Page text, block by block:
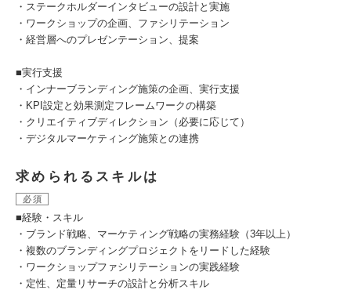
・ステークホルダーインタビューの設計と実施
・ワークショップの企画、ファシリテーション
・経営層へのプレゼンテーション、提案
■実行支援
・インナーブランディング施策の企画、実行支援
・KPI設定と効果測定フレームワークの構築
・クリエイティブディレクション（必要に応じて）
・デジタルマーケティング施策との連携
求められるスキルは
必須
■経験・スキル
・ブランド戦略、マーケティング戦略の実務経験（3年以上）
・複数のブランディングプロジェクトをリードした経験
・ワークショップファシリテーションの実践経験
・定性、定量リサーチの設計と分析スキル